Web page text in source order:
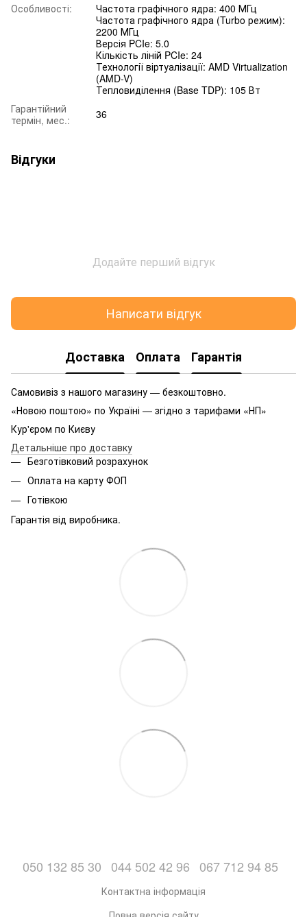
Особливості:
Частота графічного ядра: 400 МГц
Частота графічного ядра (Turbo режим):
2200 МГц
Версія PCIe: 5.0
Кількість ліній PCIe: 24
Технології віртуалізації: AMD Virtualization
(AMD-V)
Тепловиділення (Base TDP): 105 Вт
Гарантійний
термін, мес.:
36
Відгуки
Додайте перший відгук
Написати відгук
Доставка Оплата Гарантія
Самовивіз з нашого магазину — безкоштовно.
«Новою поштою» по Україні — згідно з тарифами «НП»
Кур'єром по Києву
Детальніше про доставку
Безготівковий розрахунок
Оплата на карту ФОП
Готівкою
Гарантія від виробника.
050 132 85 30 044 502 42 96 067 712 94 85
Контактна інформація